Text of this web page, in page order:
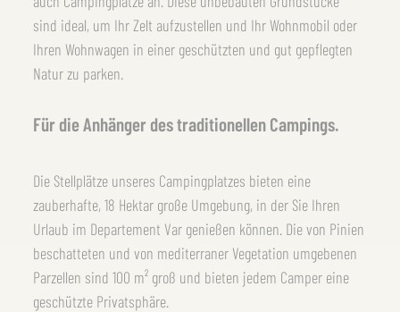
sind ideal, um Ihr Zelt aufzustellen und Ihr Wohnmobil oder
Ihren Wohnwagen in einer geschützten und gut gepflegten
Natur zu parken.
Für die Anhänger des traditionellen Campings.
Die Stellplätze unseres Campingplatzes bieten eine
zauberhafte, 18 Hektar große Umgebung, in der Sie Ihren
Urlaub im Departement Var genießen können. Die von Pinien
beschatteten und von mediterraner Vegetation umgebenen
Parzellen sind 100 m² groß und bieten jedem Camper eine
geschützte Privatsphäre.